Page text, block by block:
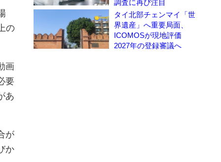
の
画
要
あ
が
か
調査に再び注目
タイ北部チェンマイ「世
界遺産」へ重要局面、
ICOMOSが現地評価
2027年の登録審議へ